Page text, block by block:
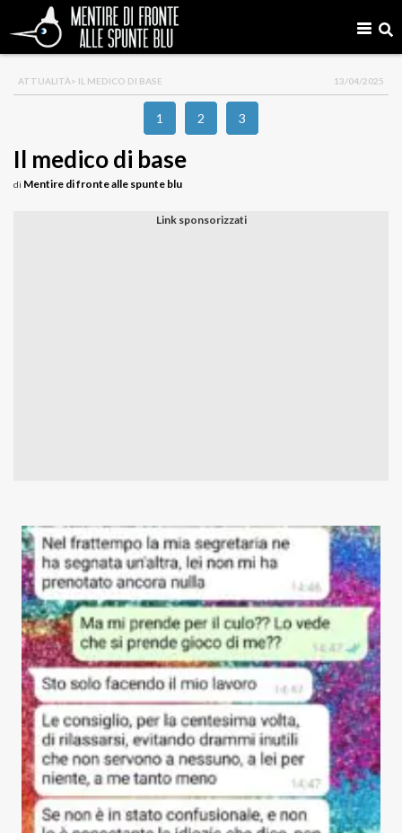
ATTUALITÀ> IL MEDICO DI BASE 13/04/2025
1 2 3
Il medico di base
di Mentire di fronte alle spunte blu